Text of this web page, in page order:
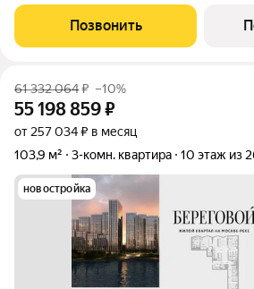
курорт в центре столицы.
Позвонить
61 332 064₽ –10%
55 198 859₽
от 257 034 ₽ в месяц
103,9 м²
3-комн. квартира 10 этаж из
новостройка